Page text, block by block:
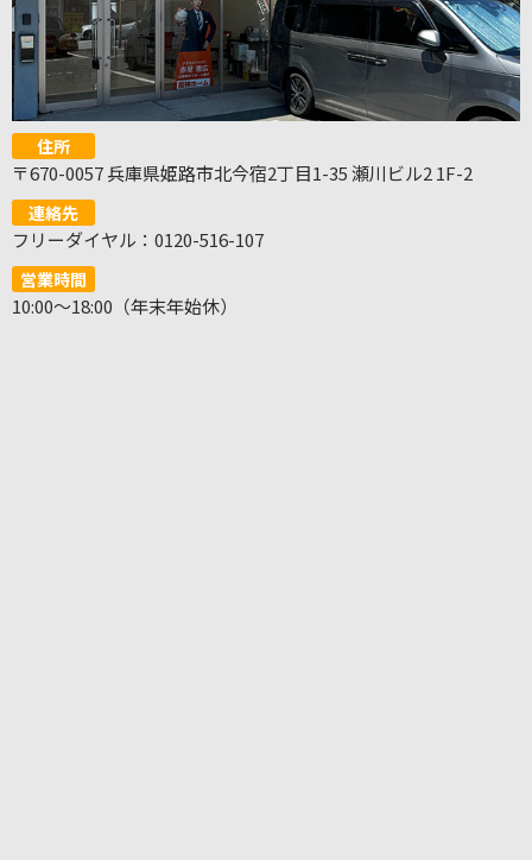
住所
〒670-0057 兵庫県姫路市北今宿2丁目1-35 瀬川ビル2 1F-2
連絡先
フリーダイヤル：0120-516-107
営業時間
10:00～18:00（年末年始休）